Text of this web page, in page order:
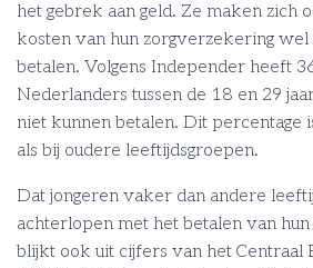
het gebrek aan geld. Ze maken zich
kosten van hun zorgverzekering
betalen. Volgens Independer heeft
Nederlanders tussen de 18 en 29
niet kunnen betalen. Dit percentage
als bij oudere leeftijdsgroepen.
Dat jongeren vaker dan andere
achterlopen met het betalen van
blijkt ook uit cijfers van het Centraal